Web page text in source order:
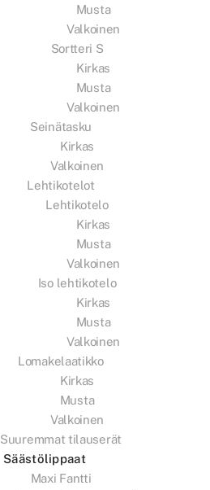
Musta
Valkoinen
Sortteri S
Kirkas
Musta
Valkoinen
Seinätasku
Kirkas
Valkoinen
Lehtikotelot
Lehtikotelo
Kirkas
Musta
Valkoinen
Iso lehtikotelo
Kirkas
Musta
Valkoinen
Lomakelaatikko
Kirkas
Musta
Valkoinen
Suuremmat tilauserät
Säästölippaat
Maxi Fantti